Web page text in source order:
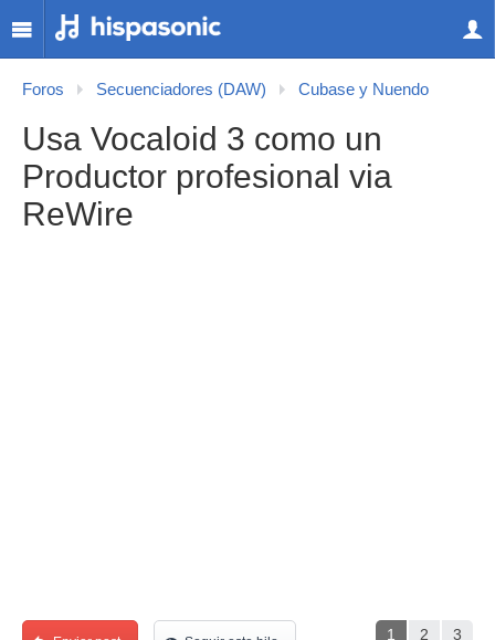
Foros Secuenciadores (DAW) Cubase y Nuendo
Usa Vocaloid 3 como un
Productor profesional via
ReWire
1 2 3